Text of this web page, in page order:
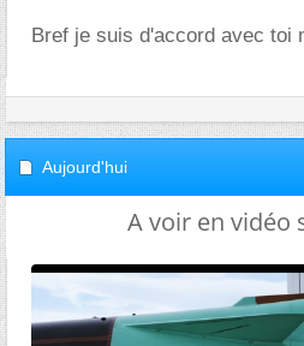
Bref je suis d'accord avec toi
Aujourd'hui
A voir en vidéo